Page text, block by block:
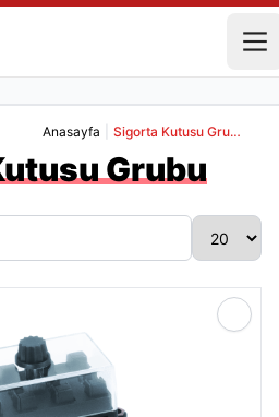
Anasayfa Sigorta Kutusu Grubu
Grubu